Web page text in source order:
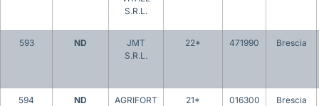
S.R.L.
593 ND
JMT
S.R.L.
22* 471990 Brescia
594 ND
AGRIFORT
21* 016300 Brescia